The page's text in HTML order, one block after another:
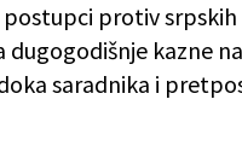
protiv
dugogodišnje kazne
saradnika i